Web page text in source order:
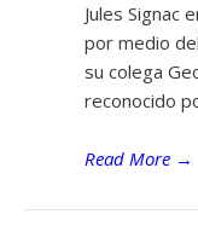
Jules Signac
por medio
su colega
reconocido
Read More →